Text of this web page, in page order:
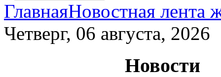
ГлавнаяНовостная лента
Четверг, 06 августа, 2026
Новости